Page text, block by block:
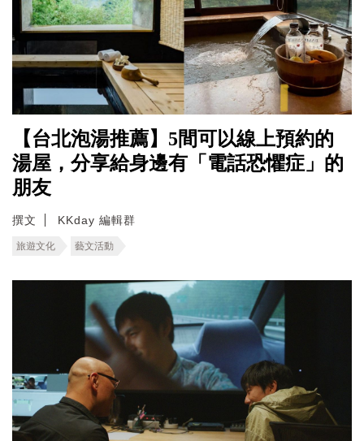
【台北泡湯推薦】5間可以線上預約的
湯屋，分享給身邊有「電話恐懼症」的
朋友
撰文 KKday 編輯群
旅遊文化 藝文活動